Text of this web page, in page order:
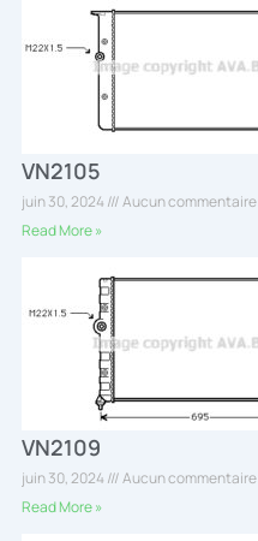
VN2105
juin 30, 2024
Aucun commentaire
Read More »
VN2109
juin 30, 2024
Aucun commentaire
Read More »